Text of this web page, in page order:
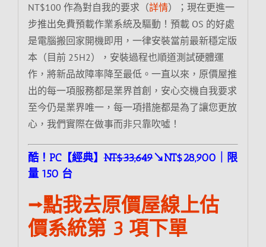
NT$100 作為對自我的要求（詳情）；現在更進一
步推出免費預載作業系統及驅動！預載 OS 的好處
是電腦搬回家開機即用，一律安裝當前最新穩定版
本（目前 25H2），安裝過程也順道測試硬體運
作，將新品故障率降至最低。一直以來，原價屋推
出的每一項服務都是業界首創，安心交機自我要求
至今仍是業界唯一，每一項措施都是為了讓您更放
心，我們實際在做事而非只靠吹噓！
酷！PC【經典】NT$33,649↘NT$28,900｜限
量 150 台
⭢點我去原價屋線上估
價系統第 3 項下單